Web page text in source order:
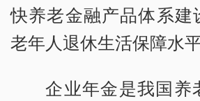
快养老金融产品体系建
老年人退休生活保障水平
企业年金是我国养